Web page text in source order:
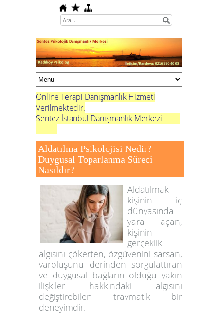
Online Terapi Danışmanlık Hizmeti
Verilmektedir.
Sentez İstanbul Danışmanlık Merkezi
Aldatılma Psikolojisi Nedir?
Duygusal Toparlanma Süreci
Nasıldır?
Aldatılmak
kişinin iç
dünyasında
yara açan,
kişinin
gerçeklik
algısını çökerten, özgüvenini sarsan,
varoluşunu derinden sorgulattıran
ve duygusal bağların olduğu yakın
ilişkiler hakkındaki algısını
değiştirebilen travmatik bir
deneyimdir.